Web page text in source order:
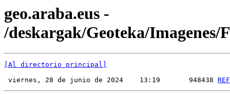
geo.araba.eus -
/deskargak/Geoteka/Imagenes/
[Al directorio principal]
viernes, 28 de junio de 2024    13:19       948438